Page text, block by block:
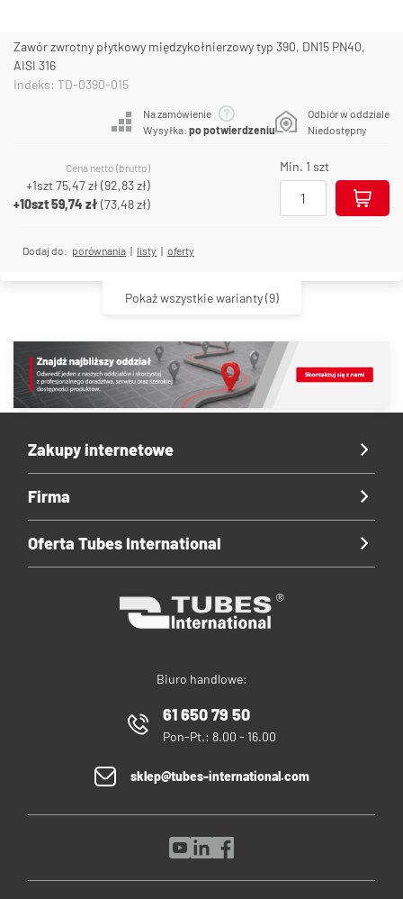
Zawór zwrotny płytkowy międzykołnierzowy typ 390, DN15 PN40,
AISI 316
Indeks: TD-0390-015
Na zamówienie
Wysyłka: po potwierdzeniu
Odbiór w oddziale
Niedostępny
Cena netto (brutto)
+1szt75,47 zł(92,83 zł)
+10szt59,74 zł(73,48 zł)
Min. 1 szt
Dodaj do: porównania | listy | oferty
Pokaż wszystkie warianty(9)
Biuro handlowe:
61 650 79 50
Pon-Pt.: 8.00 - 16.00
sklep@tubes-international.com
Zakupy internetowe
Firma
Oferta Tubes International